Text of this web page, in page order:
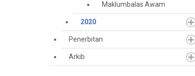
Maklumbalas Awam
2020
Penerbitan
Arkib